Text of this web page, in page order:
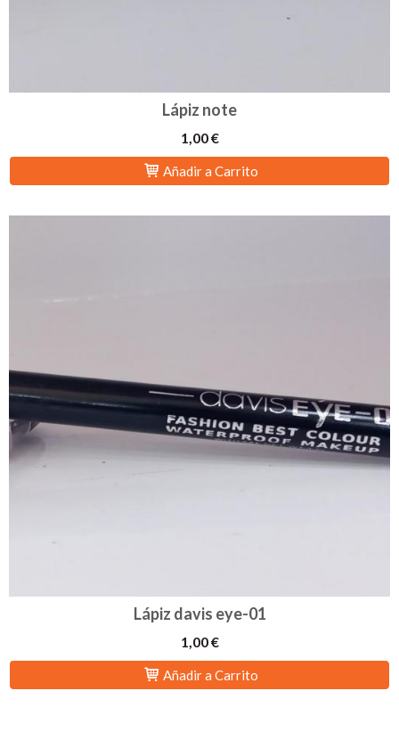
Lápiz note
1,00 €
Añadir a Carrito
Lápiz davis eye-01
1,00 €
Añadir a Carrito